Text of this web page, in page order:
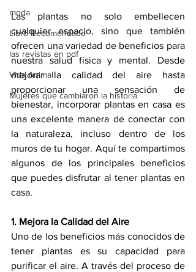
moda
Libro Recomendado
las revistas en pdf
Vida Animal
Mujeres que cambiaron la historia
Las plantas no solo embellecen
cualquier espacio, sino que también
ofrecen una variedad de beneficios para
nuestra salud física y mental. Desde
mejorar la calidad del aire hasta
proporcionar una sensación de
bienestar, incorporar plantas en casa es
una excelente manera de conectar con
la naturaleza, incluso dentro de los
muros de tu hogar. Aquí te compartimos
algunos de los principales beneficios
que puedes disfrutar al tener plantas en
casa.
1. Mejora la Calidad del Aire
Uno de los beneficios más conocidos de
tener plantas es su capacidad para
purificar el aire. A través del proceso de